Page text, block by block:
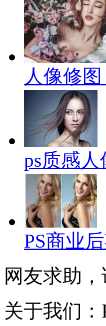
人像修
ps质感
PS商业
网友求助，
关于我们